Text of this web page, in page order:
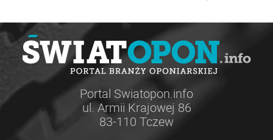
Portal Swiatopon.info
ul. Armii Krajowej 86
83-110 Tczew